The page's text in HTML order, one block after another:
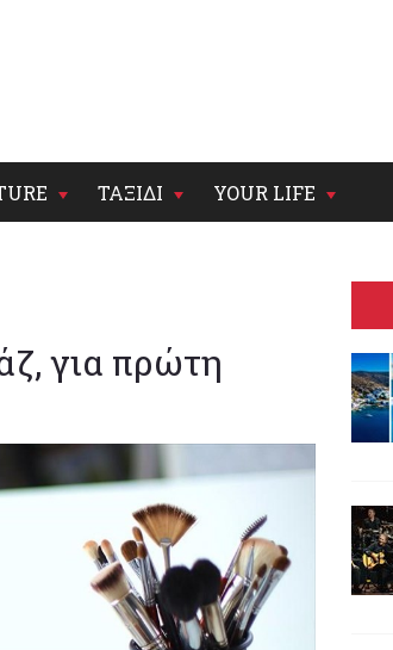
ΤΑΞΙΔΙ YOUR LIFE
για πρώτη